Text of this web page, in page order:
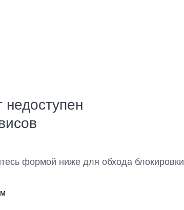
формой ниже для обхода блокировки